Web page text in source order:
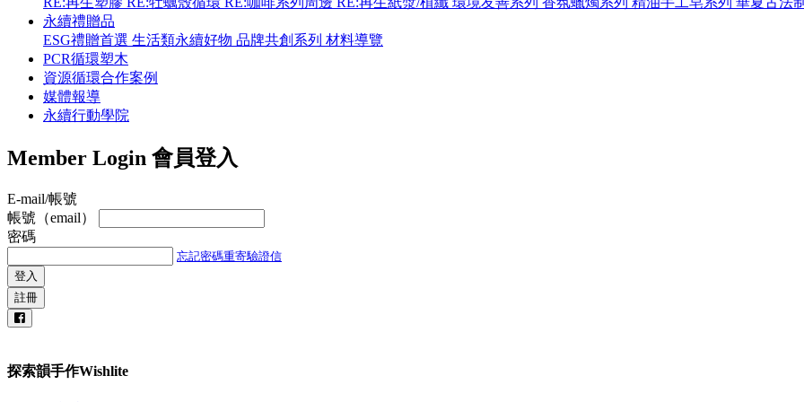
永續禮贈品
ESG禮贈首選 生活類永續好物 品牌共創系列 材料導覽
PCR循環塑木
資源循環合作案例
媒體報導
永續行動學院
Member Login 會員登入
E-mail/帳號
帳號（email）
密碼
忘記密碼重寄驗證信
登入
註冊
探索韻手作Wishlite